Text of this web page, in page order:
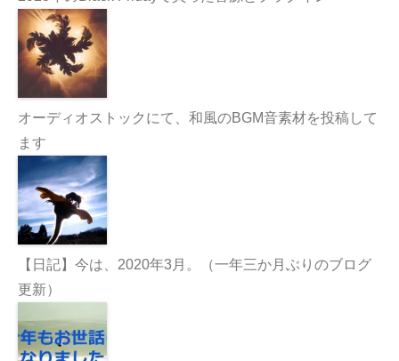
オーディオストックにて、和風のBGM音素材を投稿して
ます
【日記】今は、2020年3月。（一年三か月ぶりのブログ
更新）